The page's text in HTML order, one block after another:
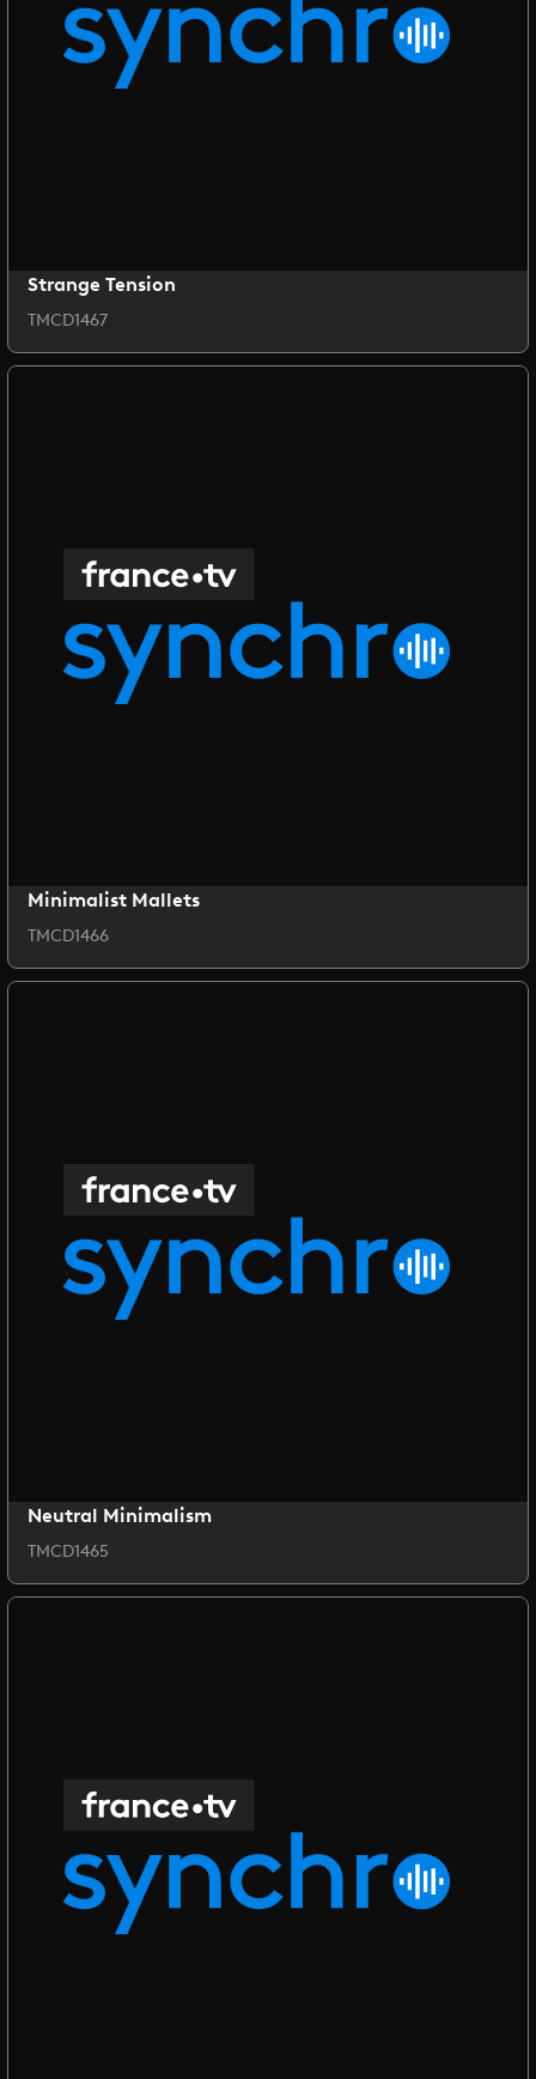
Strange Tension
TMCD1467
Minimalist Mallets
TMCD1466
Neutral Minimalism
TMCD1465